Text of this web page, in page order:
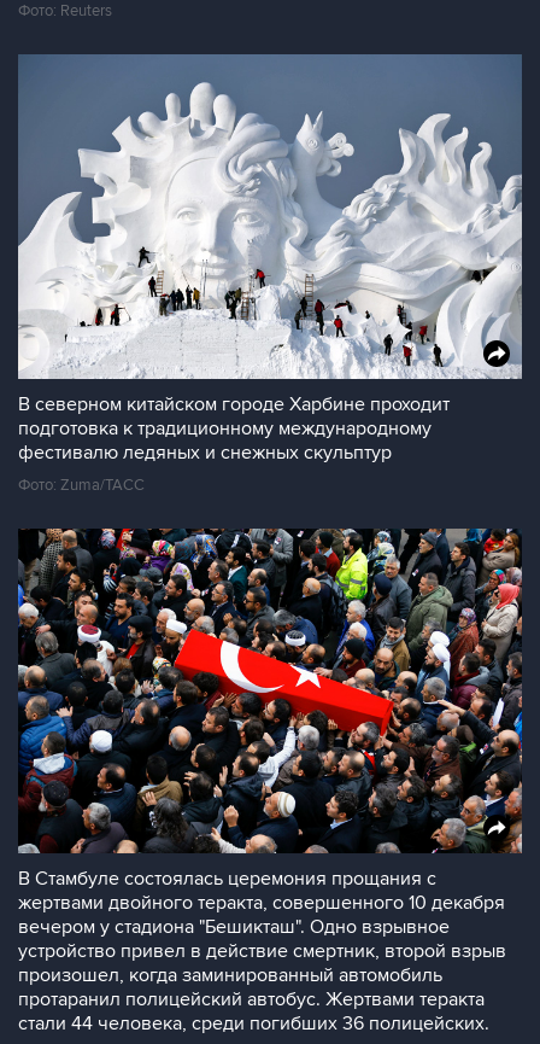
Фото: Reuters
В северном китайском городе Харбине проходит
подготовка к традиционному международному
фестивалю ледяных и снежных скульптур
Фото: Zuma/ТАСС
В Стамбуле состоялась церемония прощания с
жертвами двойного теракта, совершенного 10 декабря
вечером у стадиона "Бешикташ". Одно взрывное
устройство привел в действие смертник, второй взрыв
произошел, когда заминированный автомобиль
протаранил полицейский автобус. Жертвами теракта
стали 44 человека, среди погибших 36 полицейских.